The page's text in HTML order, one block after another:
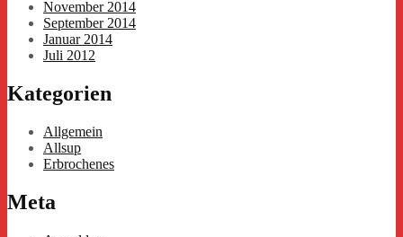
November 2014
September 2014
Januar 2014
Juli 2012
Kategorien
Allgemein
Allsup
Erbrochenes
Meta